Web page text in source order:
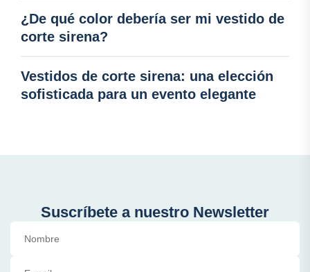
¿De qué color debería ser mi vestido de
corte sirena?
Vestidos de corte sirena: una elección
sofisticada para un evento elegante
Suscríbete a nuestro Newsletter